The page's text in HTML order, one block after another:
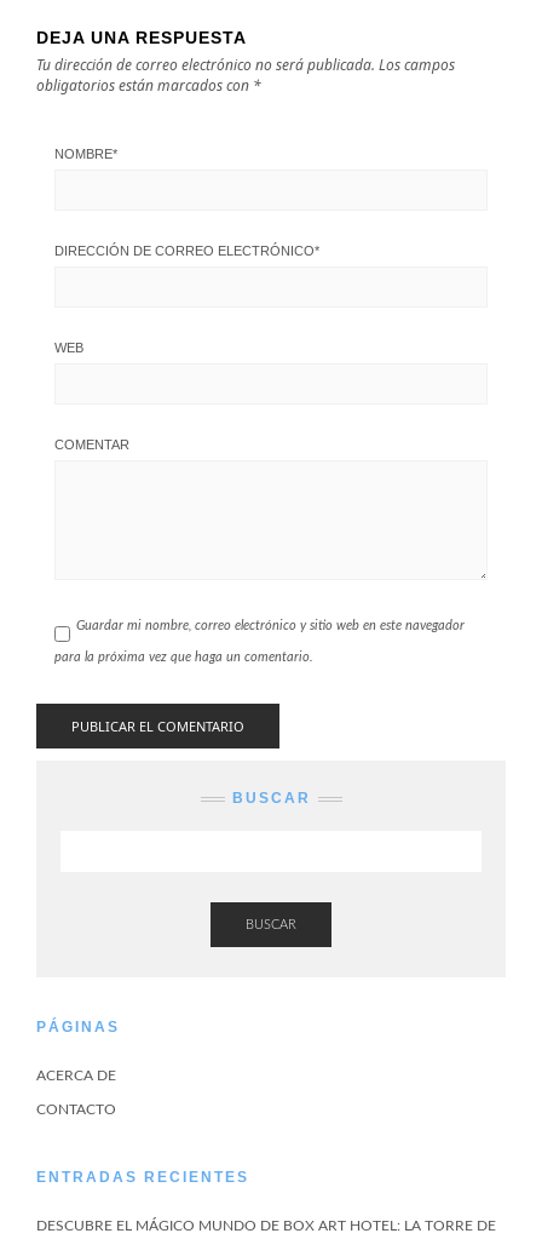
DEJA UNA RESPUESTA
Tu dirección de correo electrónico no será publicada. Los campos
obligatorios están marcados con *
NOMBRE*
DIRECCIÓN DE CORREO ELECTRÓNICO*
WEB
COMENTAR
Guardar mi nombre, correo electrónico y sitio web en este navegador
para la próxima vez que haga un comentario.
BUSCAR
BUSCAR
PÁGINAS
ACERCA DE
CONTACTO
ENTRADAS RECIENTES
DESCUBRE EL MÁGICO MUNDO DE BOX ART HOTEL: LA TORRE DE